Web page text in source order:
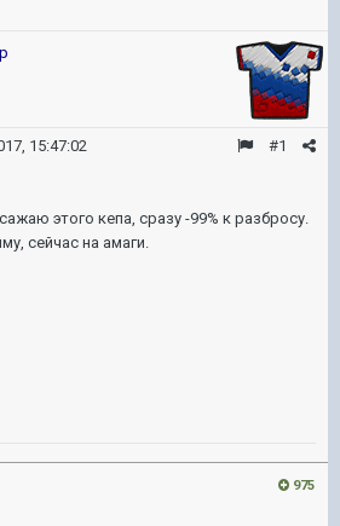
#1
15:47:02
этого кепа, сразу -99% к разбросу.
сейчас на амаги.
975